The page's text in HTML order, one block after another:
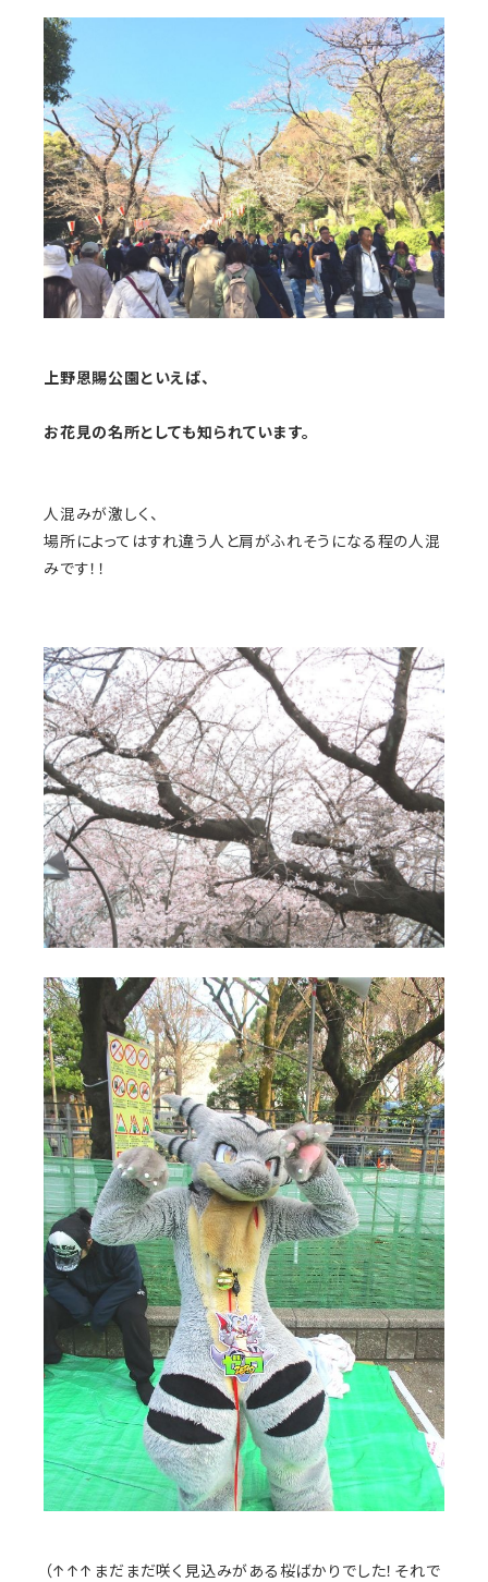
上野恩賜公園といえば、
お花見の名所としても知られています。
人混みが激しく、
場所によってはすれ違う人と肩がふれそうになる程の人混
みです！！
（↑↑↑まだまだ咲く見込みがある桜ばかりでした！それで